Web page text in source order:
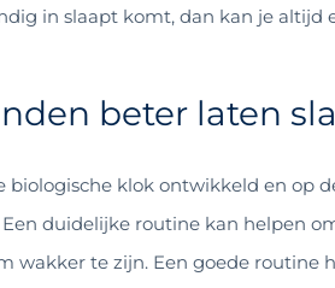
in slaapt komt, dan kan je altijd
beter laten
biologische klok ontwikkeld en op
duidelijke routine kan helpen
wakker te zijn. Een goede